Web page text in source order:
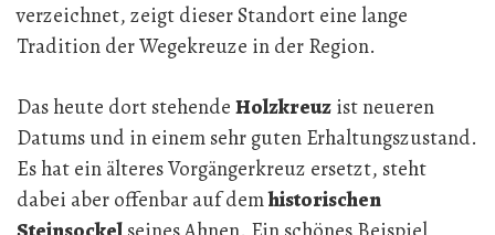
verzeichnet, zeigt dieser Standort eine lange
Tradition der Wegekreuze in der Region.
Das heute dort stehende Holzkreuz ist neueren
Datums und in einem sehr guten Erhaltungszustand.
Es hat ein älteres Vorgängerkreuz ersetzt, steht
dabei aber offenbar auf demhistorischen